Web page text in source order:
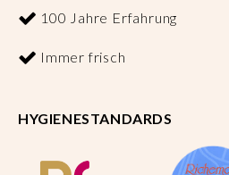
100 Jahre Erfahrung
Immer frisch
HYGIENESTANDARDS